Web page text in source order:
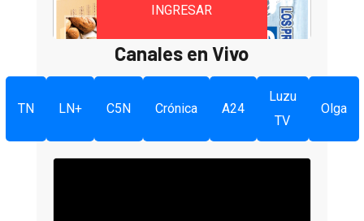
INGRESAR
Canales en Vivo
TN LN+ C5N Crónica A24
Luzu
TV
Olga